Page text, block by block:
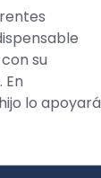
su
lo apoyará